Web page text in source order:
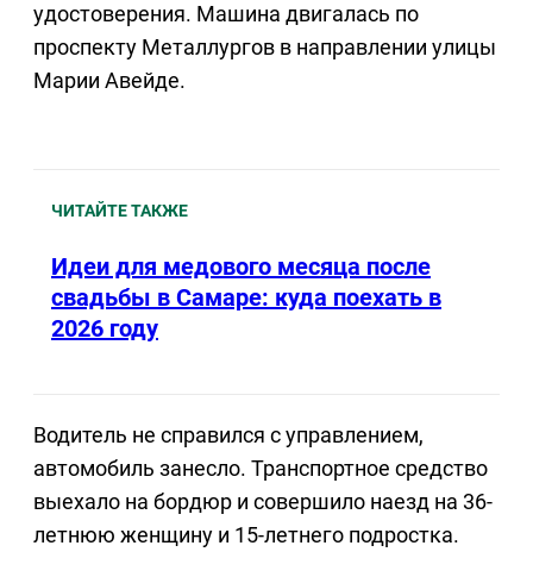
удостоверения. Машина двигалась по
проспекту Металлургов в направлении улицы
Марии Авейде.
ЧИТАЙТЕ ТАКЖЕ
Идеи для медового месяца после
свадьбы в Самаре: куда поехать в
2026 году
Водитель не справился с управлением,
автомобиль занесло. Транспортное средство
выехало на бордюр и совершило наезд на 36-
летнюю женщину и 15-летнего подростка.